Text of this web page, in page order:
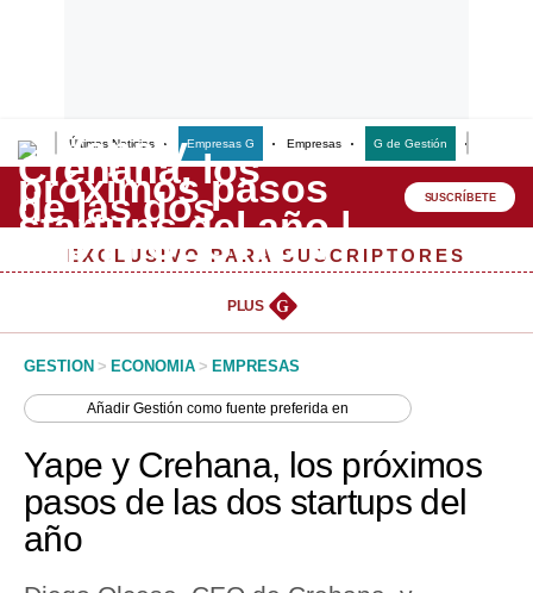
Últimas Noticias Empresas G Empresas G de Gestión
Lo último
Peru Quiosco
Management & Empleo
Perú
Política
SUSCRÍBETE
EXCLUSIVO PARA SUSCRIPTORES
PLUS G
GESTION > ECONOMIA > EMPRESAS
AñadirGestión como fuente preferida en
Yape y Crehana, los próximos
pasos de las dos startups del
año